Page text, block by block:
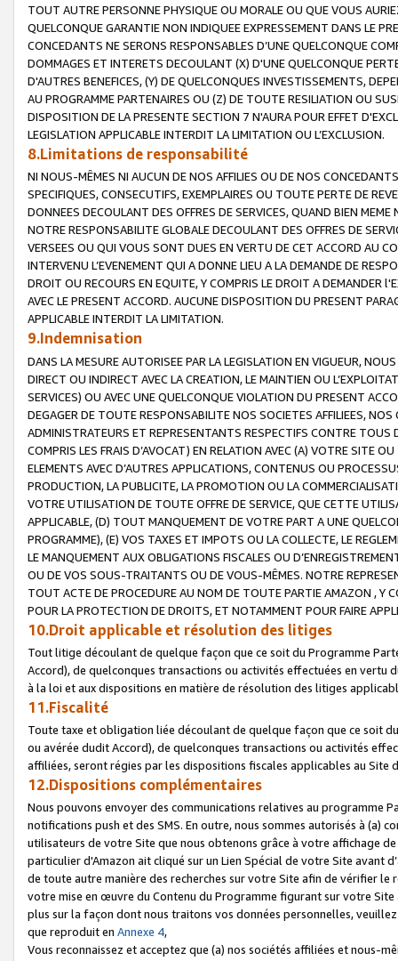
TOUT AUTRE PERSONNE PHYSIQUE OU MORALE OU QUE VOUS
QUELCONQUE GARANTIE NON INDIQUEE EXPRESSEMENT DANS LE
CONCEDANTS NE SERONS RESPONSABLES D’UNE QUELCONQUE
DOMMAGES ET INTERETS DECOULANT (X) D'UNE QUELCONQUE
D'AUTRES BENEFICES, (Y) DE QUELCONQUES INVESTISSEMENTS,
AU PROGRAMME PARTENAIRES OU (Z) DE TOUTE RESILIATION OU
DISPOSITION DE LA PRESENTE SECTION 7 N'AURA POUR EFFET
LEGISLATION APPLICABLE INTERDIT LA LIMITATION OU L’EXCLUSION.
8.Limitations de responsabilité
NI NOUS-MÊMES NI AUCUN DE NOS AFFILIES OU DE NOS
SPECIFIQUES, CONSECUTIFS, EXEMPLAIRES OU TOUTE PERTE DE
DONNEES DECOULANT DES OFFRES DE SERVICES, QUAND BIEN
NOTRE RESPONSABILITE GLOBALE DECOULANT DES OFFRES DE
VERSEES OU QUI VOUS SONT DUES EN VERTU DE CET ACCORD AU
INTERVENU L’EVENEMENT QUI A DONNE LIEU A LA DEMANDE DE
DROIT OU RECOURS EN EQUITE, Y COMPRIS LE DROIT A DEMANDER
AVEC LE PRESENT ACCORD. AUCUNE DISPOSITION DU PRESENT
APPLICABLE INTERDIT LA LIMITATION.
9.Indemnisation
DANS LA MESURE AUTORISEE PAR LA LEGISLATION EN VIGUEUR,
DIRECT OU INDIRECT AVEC LA CREATION, LE MAINTIEN OU
SERVICES) OU AVEC UNE QUELCONQUE VIOLATION DU PRESENT
DEGAGER DE TOUTE RESPONSABILITE NOS SOCIETES AFFILIEES,
ADMINISTRATEURS ET REPRESENTANTS RESPECTIFS CONTRE
COMPRIS LES FRAIS D’AVOCAT) EN RELATION AVEC (A) VOTRE SITE
ELEMENTS AVEC D’AUTRES APPLICATIONS, CONTENUS OU
PRODUCTION, LA PUBLICITE, LA PROMOTION OU LA
VOTRE UTILISATION DE TOUTE OFFRE DE SERVICE, QUE CETTE
APPLICABLE, (D) TOUT MANQUEMENT DE VOTRE PART A UNE
PROGRAMME), (E) VOS TAXES ET IMPOTS OU LA COLLECTE, LE
LE MANQUEMENT AUX OBLIGATIONS FISCALES OU
OU DE VOS SOUS-TRAITANTS OU DE VOUS-MÊMES. NOTRE
TOUT ACTE DE PROCEDURE AU NOM DE TOUTE PARTIE AMAZON , Y
POUR LA PROTECTION DE DROITS, ET NOTAMMENT POUR FAIRE
10.Droit applicable et résolution des litiges
Tout litige découlant de quelque façon que ce soit du Programme
Accord), de quelconques transactions ou activités effectuées en vertu
à la loi et aux dispositions en matière de résolution des litiges
11.Fiscalité
Toute taxe et obligation liée découlant de quelque façon que ce soit
ou avérée dudit Accord), de quelconques transactions ou activités
affiliées, seront régies par les dispositions fiscales applicables au Site
12.Dispositions complémentaires
Nous pouvons envoyer des communications relatives au programme
notifications push et des SMS. En outre, nous sommes autorisés à
utilisateurs de votre Site que nous obtenons grâce à votre affichage
particulier d'Amazon ait cliqué sur un Lien Spécial de votre Site avant
de toute autre manière des recherches sur votre Site afin de vérifier
votre mise en œuvre du Contenu du Programme figurant sur votre
plus sur la façon dont nous traitons vos données personnelles,
que reproduit en Annexe 4,
Vous reconnaissez et acceptez que (a) nos sociétés affiliées et nous-